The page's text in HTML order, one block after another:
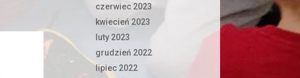
czerwiec 2023
kwiecień 2023
luty 2023
grudzień 2022
lipiec 2022